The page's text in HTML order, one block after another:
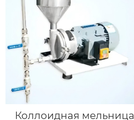
Коллоидная мельница